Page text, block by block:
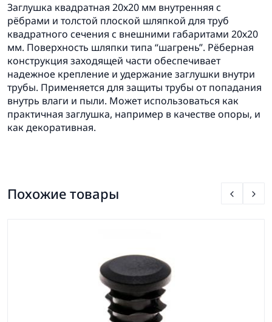
Заглушка квадратная 20х20 мм внутренняя с
рёбрами и толстой плоской шляпкой для труб
квадратного сечения с внешними габаритами 20х20
мм. Поверхность шляпки типа “шагрень”. Рёберная
конструкция заходящей части обеспечивает
надежное крепление и удержание заглушки внутри
трубы. Применяется для защиты трубы от попадания
внутрь влаги и пыли. Может использоваться как
практичная заглушка, например в качестве опоры, и
как декоративная.
Похожие товары